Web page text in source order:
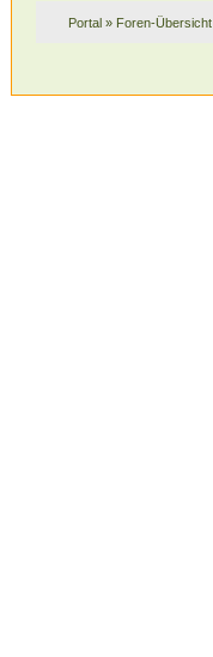
Portal» Foren-Übersicht